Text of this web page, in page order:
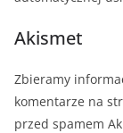
Akismet
Zbieramy
komentarze na
przed spamem